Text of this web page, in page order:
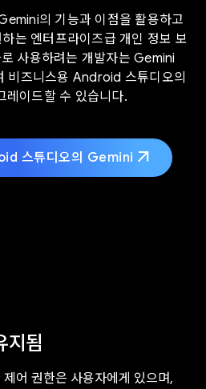
의 기능과 이점을 활용하고
는 엔터프라이즈급 개인 정보 보
사용하려는 개발자는 Gemini
즈니스용 Android 스튜디오의
레이드할 수 있습니다.
스튜디오의 Gemini arrow_outward
지됨
어 권한은 사용자에게 있으며,